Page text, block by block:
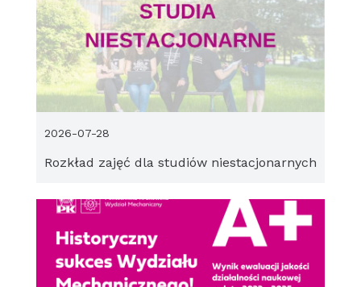
Rozkład zajęć dla studiów niestacjonarnych
2026-07-28